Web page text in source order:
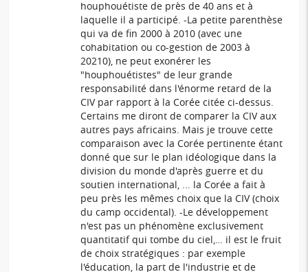
houphouétiste de près de 40 ans et à
laquelle il a participé. -La petite parenthèse
qui va de fin 2000 à 2010 (avec une
cohabitation ou co-gestion de 2003 à
20210), ne peut exonérer les
"houphouétistes" de leur grande
responsabilité dans l'énorme retard de la
CIV par rapport à la Corée citée ci-dessus.
Certains me diront de comparer la CIV aux
autres pays africains. Mais je trouve cette
comparaison avec la Corée pertinente étant
donné que sur le plan idéologique dans la
division du monde d'après guerre et du
soutien international, ... la Corée a fait à
peu près les mêmes choix que la CIV (choix
du camp occidental). -Le développement
n'est pas un phénomène exclusivement
quantitatif qui tombe du ciel,… il est le fruit
de choix stratégiques : par exemple
l'éducation, la part de l'industrie et de